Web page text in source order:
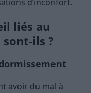
liés au
ils ?
avoir du mal à